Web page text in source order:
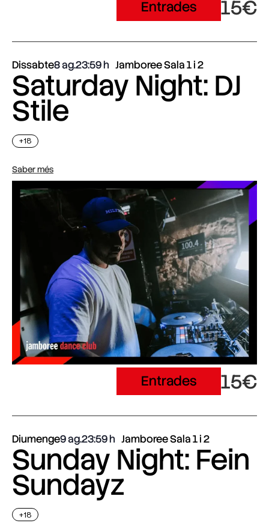
Entrades 15€
Dissabte8 ag.23:59 Jamboree Sala 1 i 2
Saturday Night: DJ
Stile
+18
Saber més
Entrades 15€
Diumenge9 ag.23:59 Jamboree Sala 1 i 2
Sunday Night: Fein
Sundayz
+18